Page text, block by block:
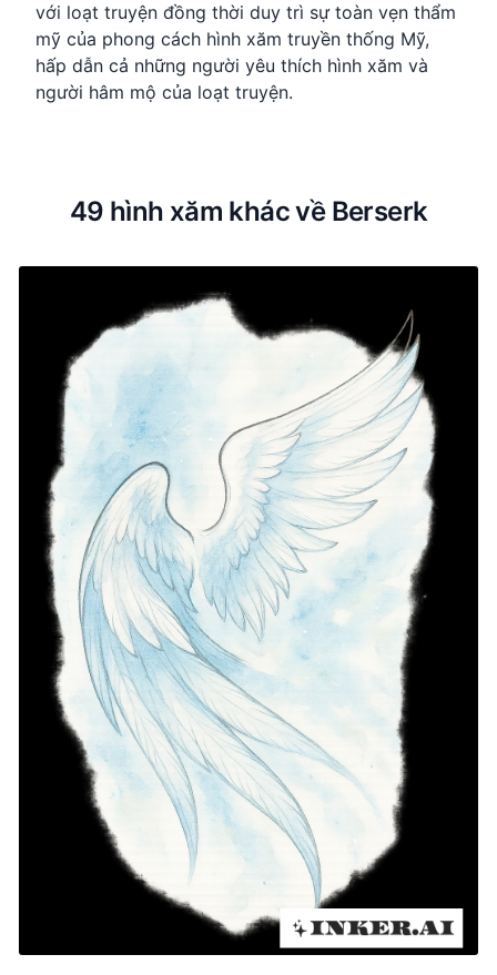
với loạt truyện đồng thời duy trì sự toàn vẹn thẩm
mỹ của phong cách hình xăm truyền thống Mỹ,
hấp dẫn cả những người yêu thích hình xăm và
người hâm mộ của loạt truyện.
49 hình xăm khác về Berserk